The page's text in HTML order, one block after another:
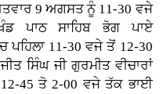
9 ਅਗਸਤ ਨੂੰ 11-30 ਵਜੇ
ਪਾਠ ਸਾਹਿਬ ਭੋਗ ਪਾਏ
ਪਹਿਲਾ 11-30 ਵਜੇ ਤੋਂ 12-30
ਸਿੰਘ ਜੀ ਗੁਰਮੀਤ ਵੀਚਾਰਾਂ
45 ਤੋ 2-00 ਵਜੇ ਤੱਕ ਭਾਈ